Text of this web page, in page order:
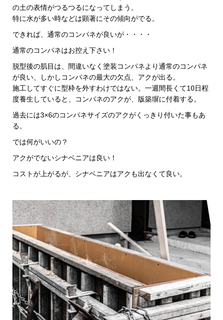
の土の表情がつるつるになってしまう。
特に水が多い時などは顕著にその傾向がでる。
できれば、通常のコンパネが良いが・・・・
通常のコンパネはお控え下さい！
脱型後の肌目は、間違いなく塗装コンパネより通常のコンパネ
が良い、しかしコンパネの最大の欠点、アクが出る。
施工してすぐに型枠を外すわけではない。一週間長くて10日程
度養生していると、コンパネのアクが、版築塀に付着する。
過去には3×6のコンパネサイズのアクがくっきり付いた事もあ
る。
では何がいいの？
アクがでないシナベニアは良い！
コストが上がるが、シナベニアはアクも出なくて良い。